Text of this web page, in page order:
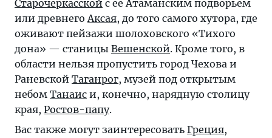
Старочеркасской с ее Атаманским подворьем
или древнегоАксая, до того самого хутора, где
оживают пейзажи шолоховского «Тихого
дона» — станицы Вешенской. Кроме того, в
области нельзя пропустить город Чехова и
Раневской Таганрог, музей под открытым
небом Танаис и, конечно, нарядную столицу
края, Ростов-папу.
Вас также могут заинтересовать Греция,